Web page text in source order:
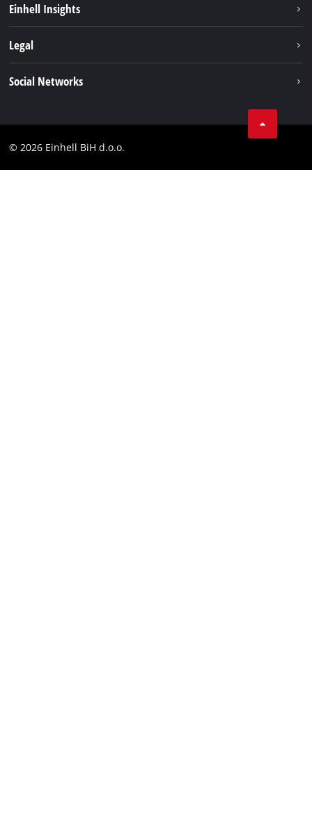
Usluge
Einhell Insights
Einhell globalno
Legal
Compliance
Social Networks
YouТube
© 2026 Einhell BiH d.o.o.